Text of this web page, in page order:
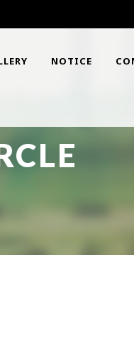
NOTICE